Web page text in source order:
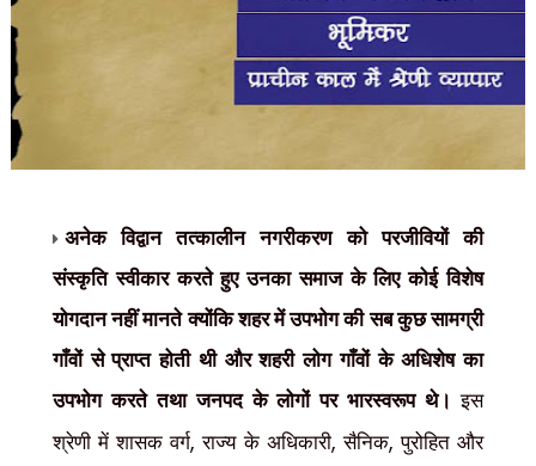
अनेक विद्वान तत्कालीन नगरीकरण को परजीवियों की
संस्कृति स्वीकार करते हुए उनका समाज के लिए कोई विशेष
योगदान नहीं मानते क्योंकि शहर में उपभोग की सब कुछ सामग्री
गाँवों से प्राप्त होती थी और शहरी लोग गाँवों के अधिशेष का
उपभोग करते तथा जनपद के लोगों पर भारस्वरूप थे।इस
श्रेणी में शासक वर्ग,राज्य के अधिकारी,सैनिक,पुरोहित और